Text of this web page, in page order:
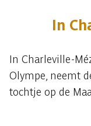
In
In Charleville-
Olympe, neemt
tochtje op de